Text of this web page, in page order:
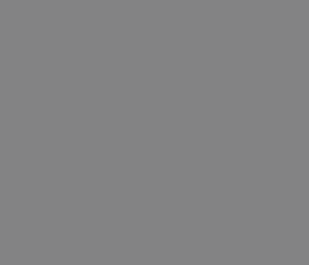
με τον τρόπο
ιστότοπο και
που μπορεί να
λόγω ιστότοπο.